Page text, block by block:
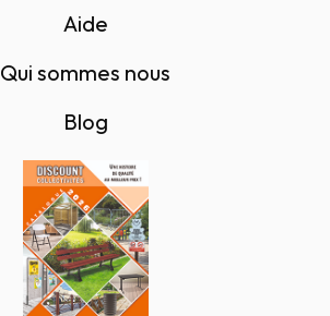
Aide
Qui sommes nous
Blog